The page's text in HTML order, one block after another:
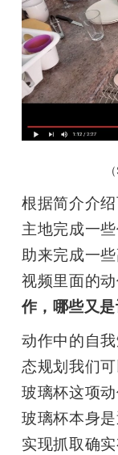
根据简介介
主地完成一
助来完成一
视频里面的
作，哪些又
动作中的自
态规划我们
玻璃杯这项
玻璃杯本身
实现抓取确